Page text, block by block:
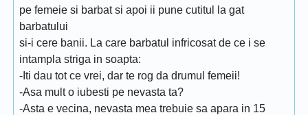
pe femeie si barbat si apoi ii pune cutitul la gat
barbatului
si-i cere banii. La care barbatul infricosat de ce i se
intampla striga in soapta:
-Iti dau tot ce vrei, dar te rog da drumul femeii!
-Asa mult o iubesti pe nevasta ta?
-Asta e vecina, nevasta mea trebuie sa apara in 15